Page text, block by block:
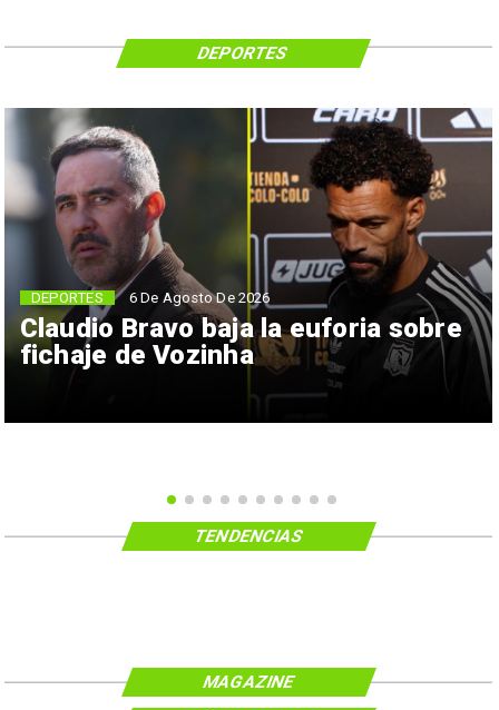
Claudio Bravo baja la euforia sobre
fichaje de Vozinha
DEPORTES 6 De Agosto De 2026
DEPORTES
TENDENCIAS
MAGAZINE